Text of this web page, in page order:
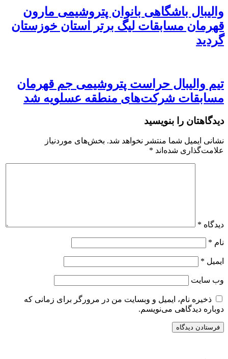
والیبال باشگاهی بانوان پتروشیمی مارون
قهرمان مسابقات لیگ برتر استان خوزستان
گردید
تیم والیبال حراست پتروشیمی جم قهرمان
مسابقات شرکت‌های منطقه عسلویه شد
دیدگاهتان را بنویسید
نشانی ایمیل شما منتشر نخواهد شد. بخش‌های موردنیاز
علامت‌گذاری شده‌اند *
دیدگاه *
نام *
ایمیل *
وب‌ سایت
ذخیره نام، ایمیل و وبسایت من در مرورگر برای زمانی که
دوباره دیدگاهی می‌نویسم.